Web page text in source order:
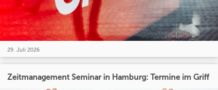
29. Juli 2026
Zeitmanagement Seminar in Hamburg: Termine im Griff